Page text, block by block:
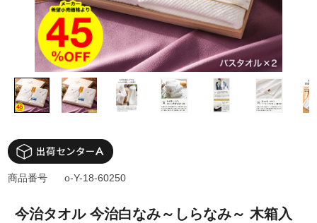
今治タオル 今治白なみ～しらなみ～ 木箱入
商品番号 o-Y-18-60250